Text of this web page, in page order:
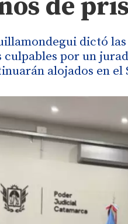
de
dictó
por un
alojados en